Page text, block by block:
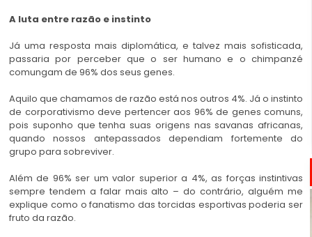
A luta entre razão e instinto
Já uma resposta mais diplomática, e talvez mais sofisticada,
passaria por perceber que o ser humano e o chimpanzé
comungam de 96% dos seus genes.
Aquilo que chamamos de razão está nos outros 4%. Já o instinto
de corporativismo deve pertencer aos 96% de genes comuns,
pois suponho que tenha suas origens nas savanas africanas,
quando nossos antepassados dependiam fortemente do
grupo para sobreviver.
Além de 96% ser um valor superior a 4%, as forças instintivas
sempre tendem a falar mais alto – do contrário, alguém me
explique como o fanatismo das torcidas esportivas poderia ser
fruto da razão.